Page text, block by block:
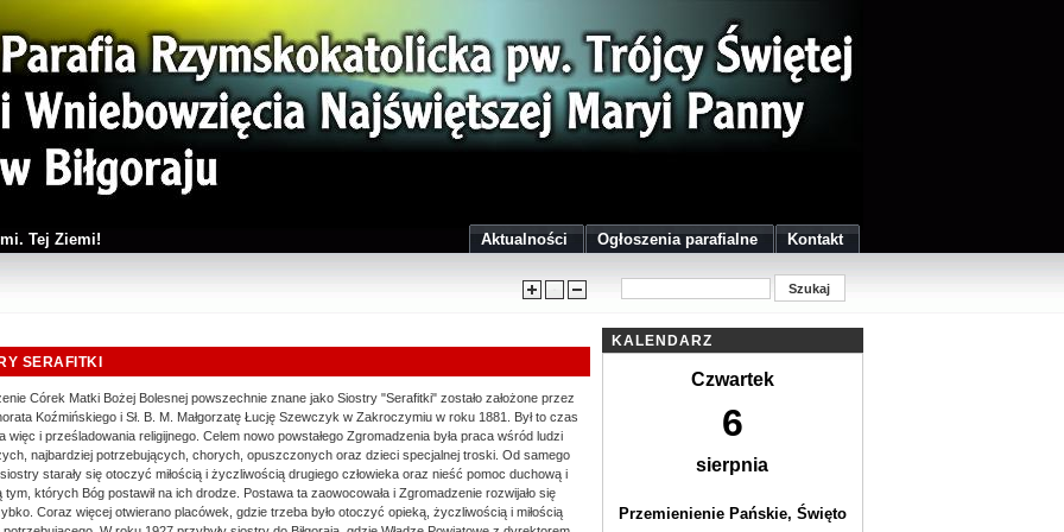
Tej Ziemi! Aktualności Ogłoszenia parafialne Kontakt
SERAFITKI
Córek Matki Bożej Bolesnej powszechnie znane jako Siostry "Serafitki" zostało założone przez
Koźmińskiego i Sł. B. M. Małgorzatę Łucję Szewczyk w Zakroczymiu w roku 1881. Był to czas
więc i prześladowania religijnego. Celem nowo powstałego Zgromadzenia była praca wśród ludzi
najbardziej potrzebujących, chorych, opuszczonych oraz dzieci specjalnej troski. Od samego
starały się otoczyć miłością i życzliwością drugiego człowieka oraz nieść pomoc duchową i
tym, których Bóg postawił na ich drodze. Postawa ta zaowocowała i Zgromadzenie rozwijało się
Coraz więcej otwierano placówek, gdzie trzeba było otoczyć opieką, życzliwością i miłością
KALENDARZ
Czwartek
6
sierpnia
Przemienienie Pańskie, Święto